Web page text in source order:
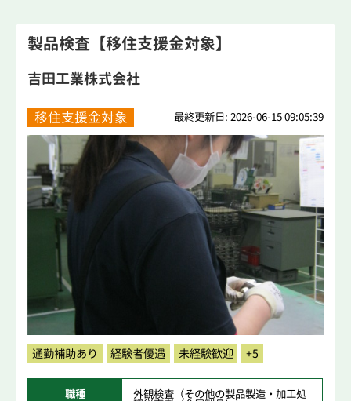
製品検査【移住支援金対象】
吉田工業株式会社
移住支援金対象 最終更新日: 2026-06-15 09:05:39
通勤補助あり 経験者優遇 未経験歓迎 +5
職種 外観検査（その他の製品製造・加工処